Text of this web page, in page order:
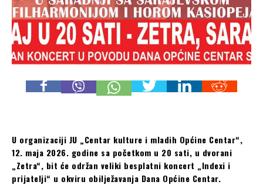
U organizaciji JU „Centar kulture i mladih Općine Centar“,
12. maja 2026. godine sa početkom u 20 sati, u dvorani
„Zetra“, bit će održan veliki besplatni koncert „Indexi i
prijatelji“ u okviru obilježavanja Dana Općine Centar.